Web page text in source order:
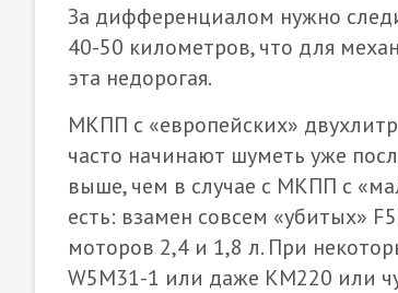
За дифференциалом нужно
40-50 километров, что для
эта недорогая.
МКПП с «европейских»
часто начинают шуметь уже
выше, чем в случае с МКПП с
есть: взамен совсем «убитых»
моторов 2,4 и 1,8 л. При
W5M31-1 или даже KM220 или